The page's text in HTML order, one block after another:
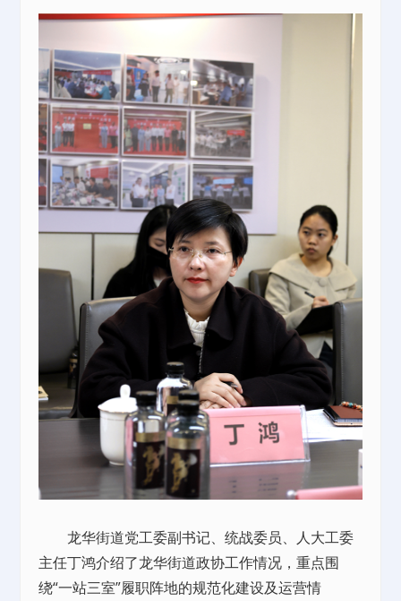
龙华街道党工委副书记、统战委员、人大工委
主任丁鸿介绍了龙华街道政协工作情况，重点围
绕“一站三室”履职阵地的规范化建设及运营情